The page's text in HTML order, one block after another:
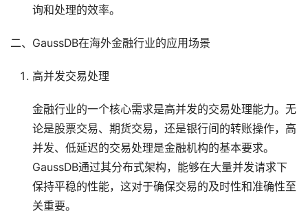
询和处理的效率。
二、GaussDB在海外金融行业的应用场景
高并发交易处理
金融行业的一个核心需求是高并发的交易处理能力。无
论是股票交易、期货交易，还是银行间的转账操作，高
并发、低延迟的交易处理是金融机构的基本要求。
GaussDB通过其分布式架构，能够在大量并发请求下
保持平稳的性能，这对于确保交易的及时性和准确性至
关重要。